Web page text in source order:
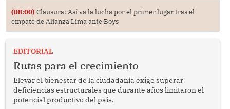
(08:00) Clausura: Así va la lucha por el primer lugar tras el
empate de Alianza Lima ante Boys
EDITORIAL
Rutas para el crecimiento
Elevar el bienestar de la ciudadanía exige superar
deficiencias estructurales que durante años limitaron el
potencial productivo del país.